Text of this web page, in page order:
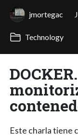
jmortegac
Technology
Este charla tiene